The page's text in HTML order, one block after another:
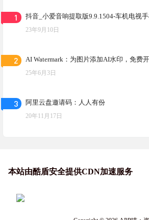
1 抖音_小爱音响提取版9.9.1504-车机电视
23年9月10日
2 AI Watermark：为图片添加AI水印，免费
25年6月3日
3 阿里云盘邀请码：人人有份
20年11月17日
本站由酷盾安全提供CDN加速服务